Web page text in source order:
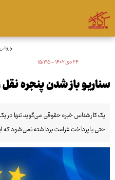
ورزشی
۲۴ دی ۱۴۰۲ - ۱۵:۳۵
سناریو باز شدن پنجره نقل
یک کارشناس خبره حقوقی می‌گوید تنها در یک
حتی با پرداخت غرامت برداشته نمی‌شود